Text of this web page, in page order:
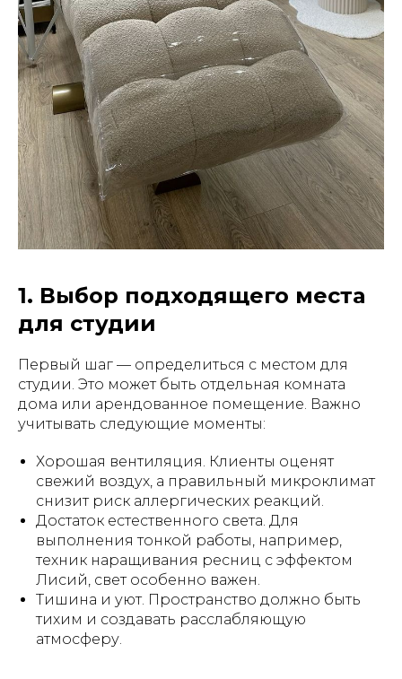
1. Выбор подходящего места
для студии
Первый шаг — определиться с местом для
студии. Это может быть отдельная комната
дома или арендованное помещение. Важно
учитывать следующие моменты:
Хорошая вентиляция. Клиенты оценят
свежий воздух, а правильный микроклимат
снизит риск аллергических реакций.
Достаток естественного света. Для
выполнения тонкой работы, например,
техник наращивания ресниц с эффектом
Лисий, свет особенно важен.
Тишина и уют. Пространство должно быть
тихим и создавать расслабляющую
атмосферу.